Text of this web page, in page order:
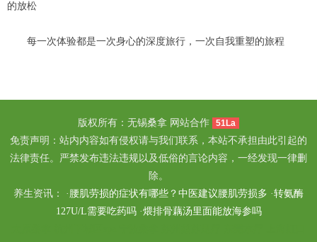
的放松
每一次体验都是一次身心的深度旅行，一次自我重塑的旅程
版权所有：无锡桑拿 网站合作 51La
免责声明：站内内容如有侵权请与我们联系，本站不承担由此引起的
法律责任。严禁发布违法违规以及低俗的言论内容，一经发现一律删
除。
养生资讯： · 腰肌劳损的症状有哪些？中医建议腰肌劳损多 ·转氨酶
127U/L需要吃药吗·煨排骨藕汤里面能放海参吗